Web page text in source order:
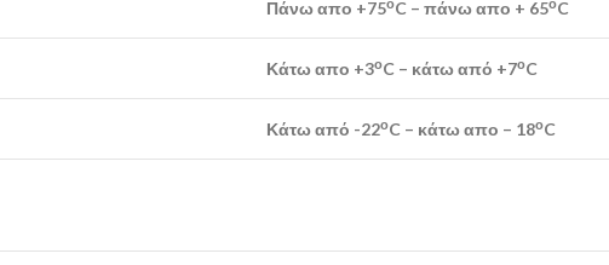
Πάνω απο +75οC – πάνω απο + 65οC
Κάτω απο +3οC – κάτω από +7οC
Κάτω από -22οC – κάτω απο – 18οC